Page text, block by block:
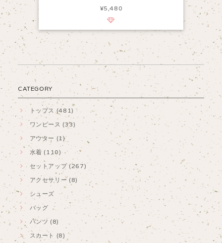
¥5,480
CATEGORY
トップス (481)
ワンピース (33)
アウター (1)
水着 (110)
セットアップ (267)
アクセサリー (8)
シューズ
バッグ
パンツ (8)
スカート (8)